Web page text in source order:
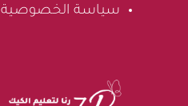
سياسة الخصوصية